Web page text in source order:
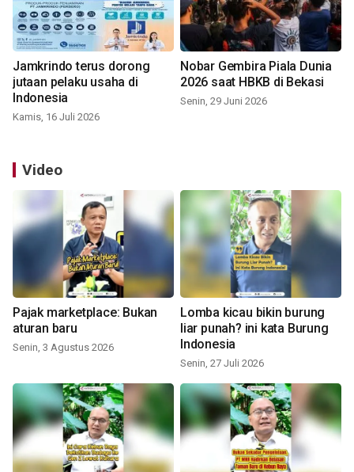
Jamkrindo terus dorong
jutaan pelaku usaha di
Indonesia
Kamis, 16 Juli 2026
Nobar Gembira Piala Dunia
2026 saat HBKB di Bekasi
Senin, 29 Juni 2026
Video
Pajak marketplace: Bukan
aturan baru
Senin, 3 Agustus 2026
Lomba kicau bikin burung
liar punah? ini kata Burung
Indonesia
Senin, 27 Juli 2026